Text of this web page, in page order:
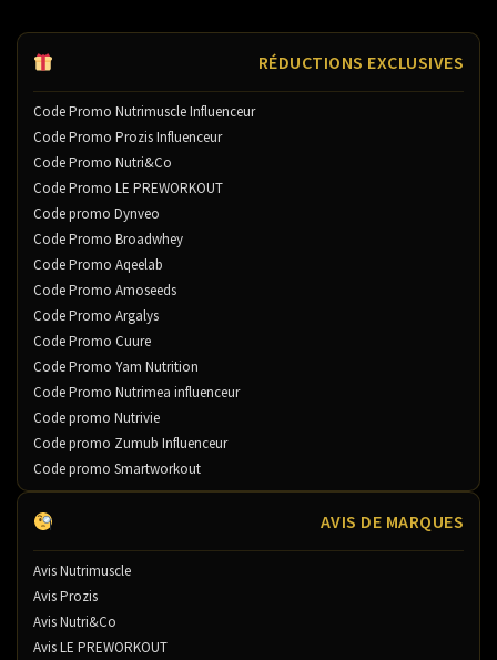
RÉDUCTIONS EXCLUSIVES
Code Promo Nutrimuscle Influenceur
Code Promo Prozis Influenceur
Code Promo Nutri&Co
Code Promo LE PREWORKOUT
Code promo Dynveo
Code Promo Broadwhey
Code Promo Aqeelab
Code Promo Amoseeds
Code Promo Argalys
Code Promo Cuure
Code Promo Yam Nutrition
Code Promo Nutrimea influenceur
Code promo Nutrivie
Code promo Zumub Influenceur
Code promo Smartworkout
AVIS DE MARQUES
Avis Nutrimuscle
Avis Prozis
Avis Nutri&Co
Avis LE PREWORKOUT